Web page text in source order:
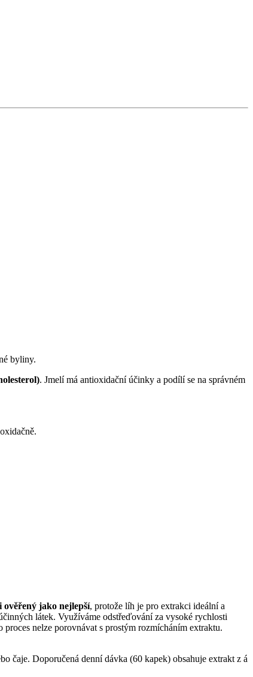
byliny.
. Jmelí má antioxidační účinky a podílí se na správném
ověřený jako nejlepší, protože líh je pro extrakci ideální a
látek. Využíváme odstřeďování za vysoké rychlosti
nelze porovnávat s prostým rozmícháním extraktu.
čaje. Doporučená denní dávka (60 kapek) obsahuje extrakt z á